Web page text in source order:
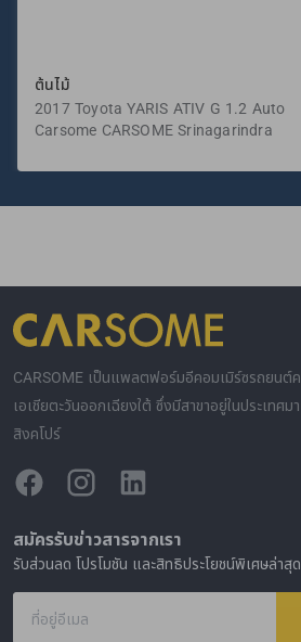
ต้นไม้
2017 Toyota YARIS ATIV G 1.2 Auto
Carsome CARSOME Srinagarindra
CARSOME เป็นแพลตฟอร์มอีคอมเมิร์ซรถยนต์
เอเชียตะวันออกเฉียงใต้ ซึ่งมีสาขาอยู่ในประเทศม
สิงคโปร์
สมัครรับข่าวสารจากเรา
รับส่วนลด โปรโมชัน และสิทธิประโยชน์พิเศษล่า
ที่อยู่อีเมล